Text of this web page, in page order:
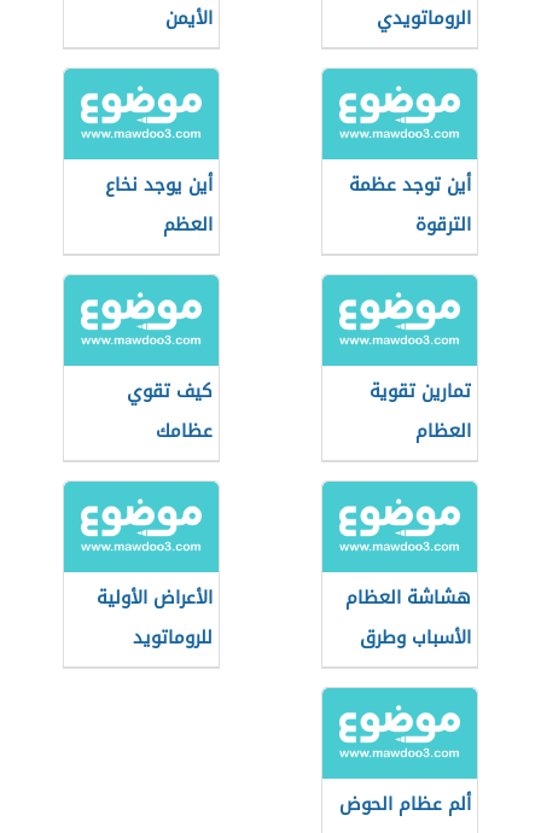
الروماتويدي
الأيمن
أين توجد عظمة
الترقوة
أين يوجد نخاع
العظم
تمارين تقوية
العظام
كيف تقوي
عظامك
هشاشة العظام
الأسباب وطرق
الوقاية
الأعراض الأولية
للروماتويد
ألم عظام الحوض